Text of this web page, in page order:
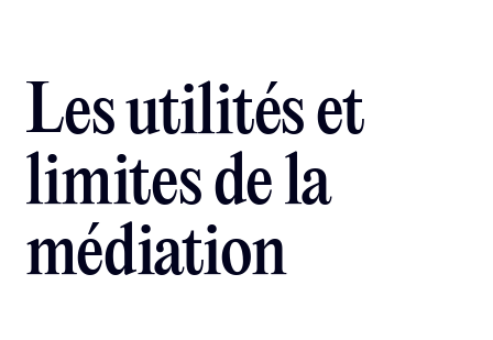
Les utilités et
limites de la
médiation